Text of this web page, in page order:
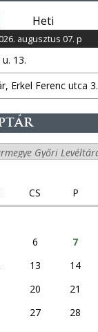
Heti
augusztus 07. p
13.
Erkel Ferenc utca 3.
CS P
6 7
13 14
20 21
27 28